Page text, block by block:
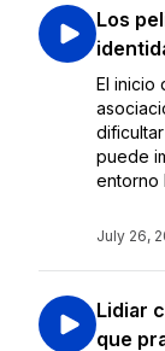
Los
El inicio
puede
entorno
July 26,
Lidiar
que